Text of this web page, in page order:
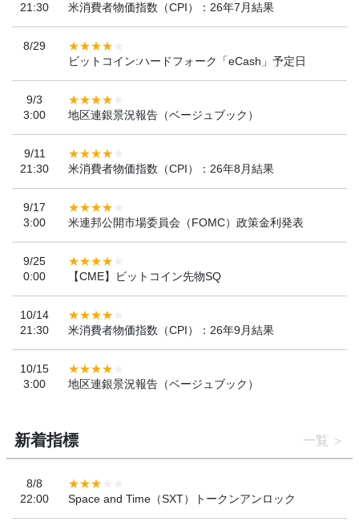
21:30
米消費者物価指数（CPI）：26年7月結果
8/29
ビットコイン:ハードフォーク「eCash」予定日
9/3
3:00
地区連銀景況報告（ベージュブック）
9/11
21:30
米消費者物価指数（CPI）：26年8月結果
9/17
3:00
米連邦公開市場委員会（FOMC）政策金利発表
9/25
0:00
【CME】ビットコイン先物SQ
10/14
21:30
米消費者物価指数（CPI）：26年9月結果
10/15
3:00
地区連銀景況報告（ベージュブック）
新着指標 一覧
8/8
22:00
Space and Time（SXT）トークンアンロック